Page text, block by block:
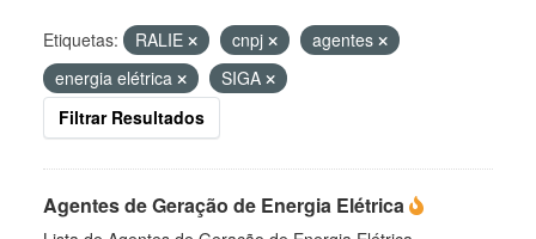
Etiquetas: RALIE cnpj
agentes
energia elétrica
SIGA
Filtrar Resultados
Agentes de Geração de Energia Elétrica